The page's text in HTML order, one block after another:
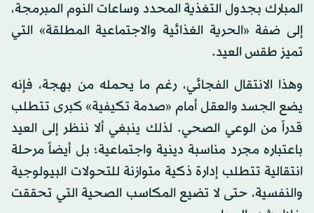
المبارك بجدول التغذية المحدد وساعات النوم المبرمجة،
إلى ضفة «الحرية الغذائية والاجتماعية المطلقة» التي
تميز طقس العيد.
وهذا الانتقال الفجائي، رغم ما يحمله من بهجة، فإنه
يضع الجسد والعقل أمام «صدمة تكيفية» كبرى تتطلب
قدراً من الوعي الصحي. لذلك ينبغي ألا ننظر إلى العيد
باعتباره مجرد مناسبة دينية واجتماعية؛ بل أيضاً مرحلة
انتقالية تتطلب إدارة ذكية متوازنة للتحولات البيولوجية
والنفسية، حتى لا تضيع المكاسب الصحية التي تحققت